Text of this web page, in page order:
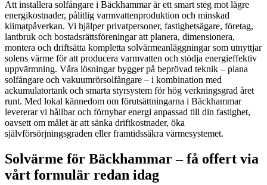
Att installera solfångare i Bäckhammar är ett smart steg mot lägre
energikostnader, pålitlig varmvattenproduktion och minskad
klimatpåverkan. Vi hjälper privatpersoner, fastighetsägare, företag,
lantbruk och bostadsrättsföreningar att planera, dimensionera,
montera och driftsätta kompletta solvärmeanläggningar som utnyttjar
solens värme för att producera varmvatten och stödja energieffektiv
uppvärmning. Våra lösningar bygger på beprövad teknik – plana
solfångare och vakuumrörsolfångare – i kombination med
ackumulatortank och smarta styrsystem för hög verkningsgrad året
runt. Med lokal kännedom om förutsättningarna i Bäckhammar
levererar vi hållbar och förnybar energi anpassad till din fastighet,
oavsett om målet är att sänka driftkostnader, öka
självförsörjningsgraden eller framtidssäkra värmesystemet.
Solvärme för Bäckhammar – få offert via
vårt formulär redan idag